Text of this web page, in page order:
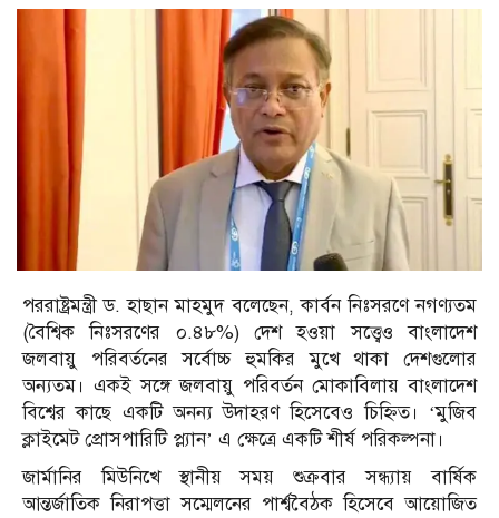
পররাষ্ট্রমন্ত্রী ড. হাছান মাহমুদ বলেছেন, কার্বন নিঃসরণে নগণ্যতম
(বৈশ্বিক নিঃসরণের ০.৪৮%) দেশ হওয়া সত্ত্বেও বাংলাদেশ
জলবায়ু পরিবর্তনের সর্বোচ্চ হুমকির মুখে থাকা দেশগুলোর
অন্যতম। একই সঙ্গে জলবায়ু পরিবর্তন মোকাবিলায় বাংলাদেশ
বিশ্বের কাছে একটি অনন্য উদাহরণ হিসেবেও চিহ্নিত। ‘মুজিব
ক্লাইমেট প্রোসপারিটি প্ল্যান’ এ ক্ষেত্রে একটি শীর্ষ পরিকল্পনা।
জার্মানির মিউনিখে স্থানীয় সময় শুক্রবার সন্ধ্যায় বার্ষিক
আন্তর্জাতিক নিরাপত্তা সম্মেলনের পার্শ্ববৈঠক হিসেবে আয়োজিত